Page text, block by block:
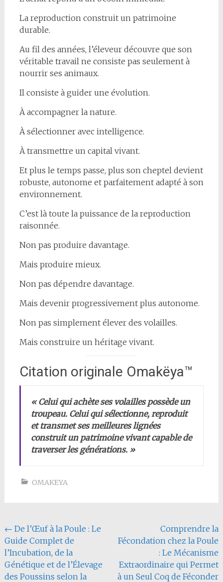
La reproduction construit un patrimoine
durable.
Au fil des années, l’éleveur découvre que son
véritable travail ne consiste pas seulement à
nourrir ses animaux.
Il consiste à guider une évolution.
À accompagner la nature.
À sélectionner avec intelligence.
À transmettre un capital vivant.
Et plus le temps passe, plus son cheptel devient
robuste, autonome et parfaitement adapté à son
environnement.
C’est là toute la puissance de la reproduction
raisonnée.
Non pas produire davantage.
Mais produire mieux.
Non pas dépendre davantage.
Mais devenir progressivement plus autonome.
Non pas simplement élever des volailles.
Mais construire un héritage vivant.
Citation originale Omakëya™
« Celui qui achète ses volailles possède un
troupeau. Celui qui sélectionne, reproduit
et transmet ses meilleures lignées
construit un patrimoine vivant capable de
traverser les générations. »
OMAKEYA
Navigation
de
l'article
← De l’Œuf à la Poule : Le
Guide Complet de
l’Incubation, de la
Génétique et de l’Élevage
des Poussins selon la
Comprendre la
Fécondation chez la Poule
: Le Mécanisme
Extraordinaire qui Permet
à un Seul Coq de Féconder